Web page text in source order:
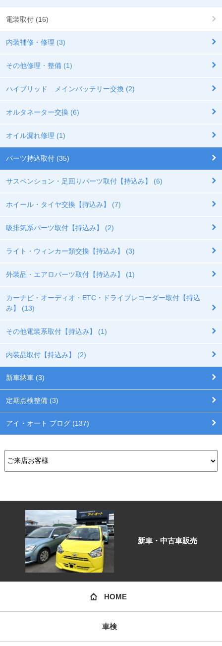
電装取付 (16)
内装補修・修理 (3)
その他修理・整備 (1)
ハイブリッド メインバッテリー交換 (2)
オルタネーター交換 (6)
オイル漏れ修理 (1)
パーツ持込取付 (35)
サスペンション・足回りパーツ取付【持込み】 (6)
ホイール・タイヤ交換【持込み】 (7)
吸排気系パーツ取付【持込み】 (2)
ライト・ウィンカー類交換【持込み】 (3)
外装品・エアロパーツ取付【持込み】 (1)
カーナビ・オーディオ・ETC・ドライブレコーダー取付【持込
み】 (13)
その他電装系取付【持込み】 (1)
内装品取付【持込み】 (2)
新車納車 (3)
定期点検整備 (3)
アイ・オート ブログ (137)
新車・中古車販売
HOME
車検